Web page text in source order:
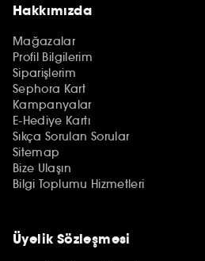
Hakkımızda
Mağazalar
Profil Bilgilerim
Siparişlerim
Sephora Kart
Kampanyalar
E-Hediye Kartı
Sıkça Sorulan Sorular
Sitemap
Bize Ulaşın
Bilgi Toplumu Hizmetleri
Üyelik Sözleşmesi